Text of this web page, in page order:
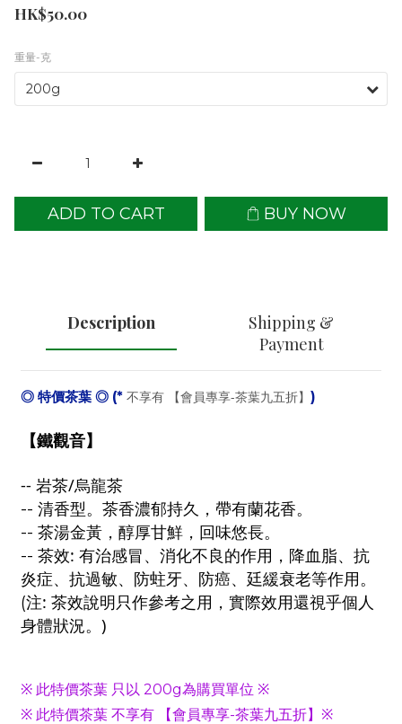
HK$50.00
重量-克
ADD TO CART BUY NOW
Description
Shipping &
Payment
◎ 特價茶葉 ◎ (* 不享有 【會員專享-茶葉九五折】 )
【鐵觀音】
-- 岩茶/烏龍茶
-- 清香型。 茶香濃郁持久，帶有蘭花香。
-- 茶湯金黃，醇厚甘鮮，回味悠長。
-- 茶效: 有治感冒、消化不良的作用，降血脂、抗
炎症、抗過敏、防蛀牙、防癌、廷緩衰老等作用。
(注: 茶效說明只作參考之用，實際效用還視乎個人
身體狀況。 )
※ 此特價茶葉 只以 200g為購買單位 ※
※ 此特價茶葉 不享有 【會員專享-茶葉九五折】※